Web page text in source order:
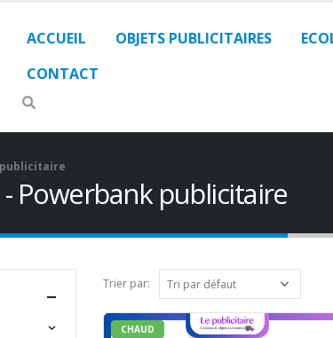
ACCUEIL OBJETS PUBLICITAIRES
CONTACT
Powerbank publicitaire
Trier par:
CHAUD